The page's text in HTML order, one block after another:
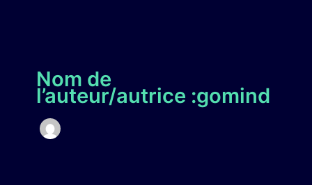
Nom de
l’auteur/autrice :gomind